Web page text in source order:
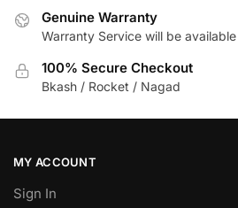
Genuine Warranty
Warranty Service will be available
100% Secure Checkout
Bkash / Rocket / Nagad
MY ACCOUNT
Sign In